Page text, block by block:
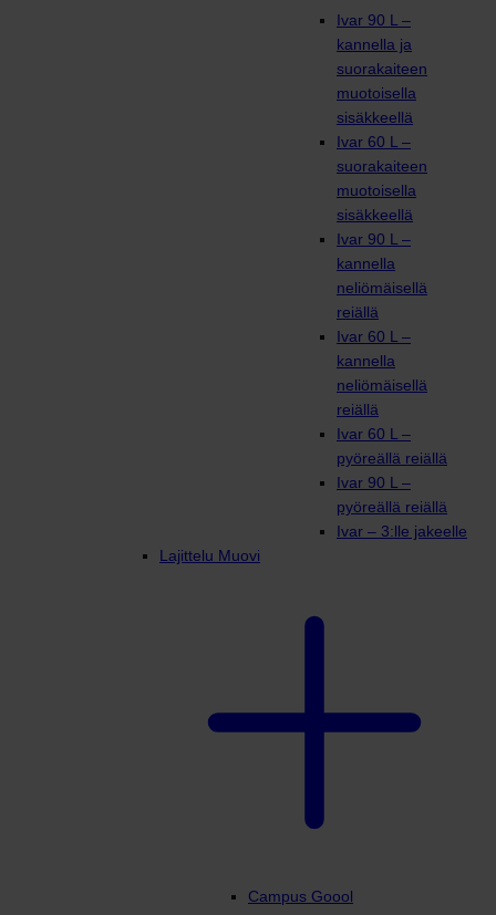
Ivar 90 L –
kannella ja
suorakaiteen
muotoisella
sisäkkeellä
Ivar 60 L –
suorakaiteen
muotoisella
sisäkkeellä
Ivar 90 L –
kannella
neliömäisellä
reiällä
Ivar 60 L –
kannella
neliömäisellä
reiällä
Ivar 60 L –
pyöreällä reiällä
Ivar 90 L –
pyöreällä reiällä
Ivar – 3:lle jakeelle
Lajittelu Muovi
Campus Goool